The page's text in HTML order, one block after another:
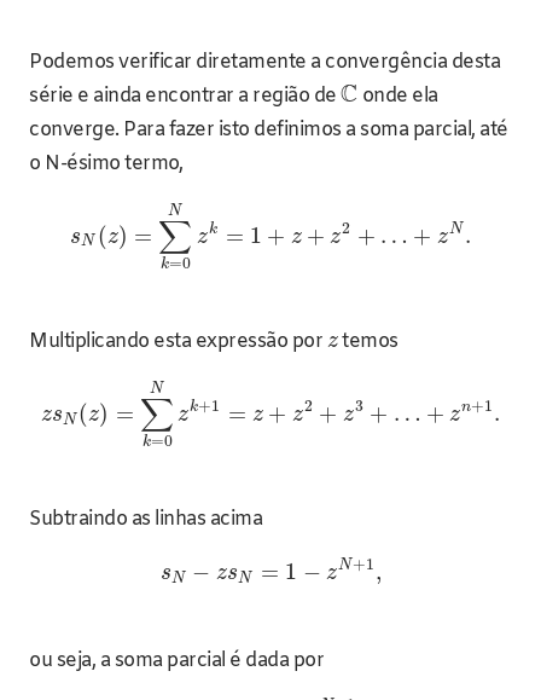
Podemos verificar diretamente a convergência desta
série e ainda encontrar a região deC onde ela
converge. Para fazer isto definimos a soma parcial, até
o N-ésimo termo,
sN (z) = ∑
k=0
N
zk = 1 + z + z2 + … + z N .
Multiplicando esta expressão por ztemos
zsN (z) = ∑
k=0
N
zk+1 = z + z2 + z3 + … + zn+1.
Subtraindo as linhas acima
sN − zsN = 1 − zN+1,
ou seja, a soma parcial é dada por